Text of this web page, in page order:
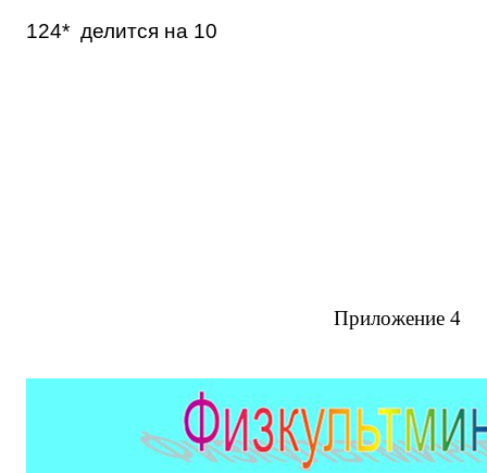
124* делится на 10
Приложение 4